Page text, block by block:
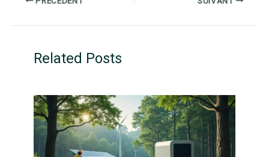
Related Posts